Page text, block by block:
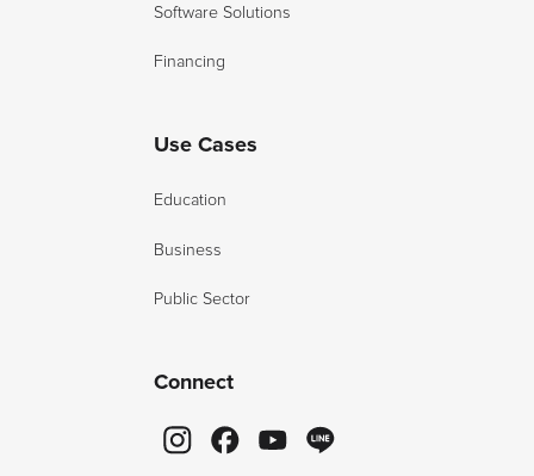
Software Solutions
Financing
Use Cases
Education
Business
Public Sector
Connect